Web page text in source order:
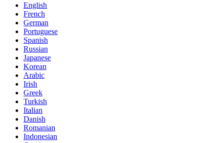
English
French
German
Portuguese
Spanish
Russian
Japanese
Korean
Arabic
Irish
Greek
Turkish
Italian
Danish
Romanian
Indonesian